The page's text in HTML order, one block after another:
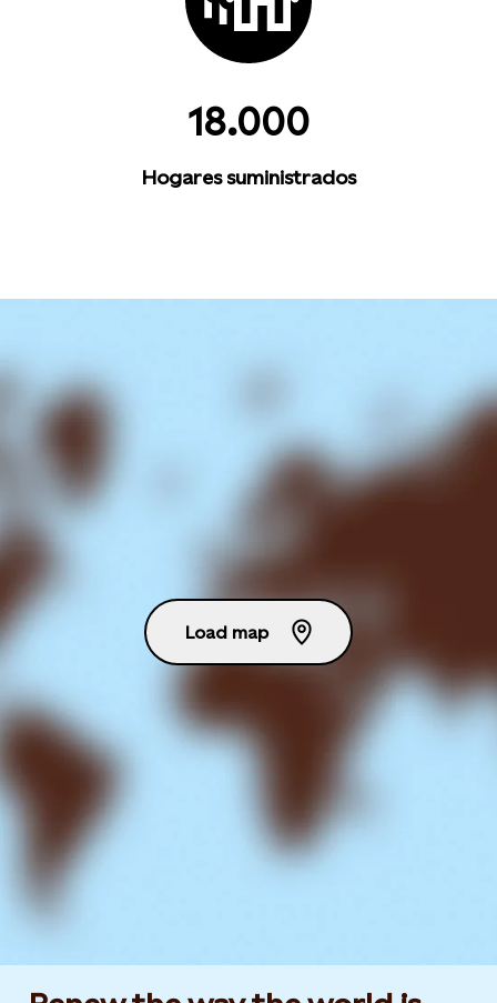
18.000
Hogares suministrados
Load map